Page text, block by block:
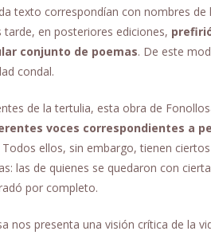
texto correspondían con nombres de
en posteriores ediciones,
conjunto de poemas. De este
condal.
de la tertulia, esta obra de
voces correspondientes a
Todos ellos, sin embargo, tienen
las de quienes se quedaron con
por completo.
nos presenta una visión crítica de la